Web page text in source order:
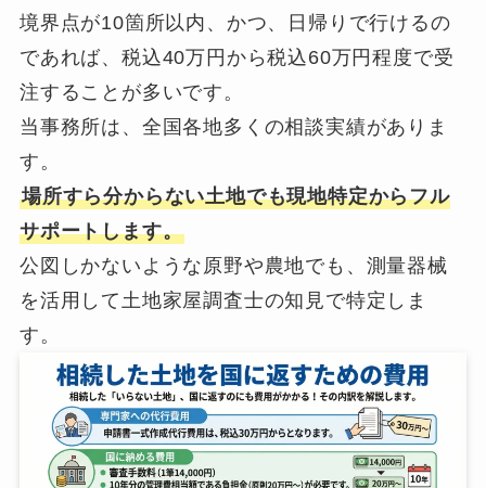
境界点が10箇所以内、かつ、日帰りで行けるの
であれば、税込40万円から税込60万円程度で受
注することが多いです。
当事務所は、全国各地多くの相談実績がありま
す。
場所すら分からない土地でも現地特定からフル
サポートします。
公図しかないような原野や農地でも、測量器械
を活用して土地家屋調査士の知見で特定しま
す。